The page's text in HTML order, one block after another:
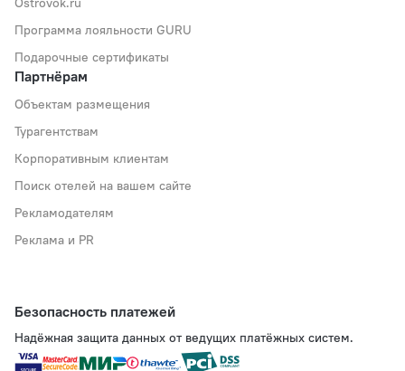
Программа лояльности GURU
Подарочные сертификаты
Партнёрам
Объектам размещения
Турагентствам
Корпоративным клиентам
Поиск отелей на вашем сайте
Рекламодателям
Реклама и PR
Безопасность платежей
Надёжная защита данных от ведущих платёжных систем.